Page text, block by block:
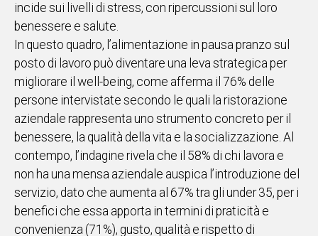
incide sui livelli di stress, con ripercussioni sul loro
benessere e salute.
In questo quadro, l’alimentazione in pausa pranzo sul
posto di lavoro può diventare una leva strategica per
migliorare il well-being, come afferma il 76% delle
persone intervistate secondo le quali la ristorazione
aziendale rappresenta uno strumento concreto per il
benessere, la qualità della vita e la socializzazione. Al
contempo, l’indagine rivela che il 58% di chi lavora e
non ha una mensa aziendale auspica l’introduzione del
servizio, dato che aumenta al 67% tra gli under 35, per i
benefici che essa apporta in termini di praticità e
convenienza (71%), gusto, qualità e rispetto di